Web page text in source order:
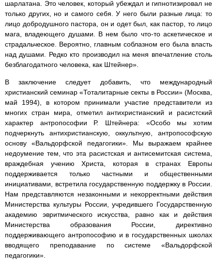
шарлатана. Это человек, который убеждал и гипнотизировал не
только других, но и самого себя. У него были разные лица: то
лицо добродушного пастора, он и одет был, как пастор, то лицо
мага, владеющего душами. В нем было что-то аскетическое и
страдальческое. Вероятно, главным соблазном его была власть
над душами. Редко кто производил на меня впечатление столь
безблагодатного человека, как Штейнер».
В заключение следует добавить, что международный
христианский семинар «Тоталитарные секты в России» (Москва,
май 1994), в котором принимали участие представители из
многих стран мира, отметил антихристианский и расистский
характер антропософии Р. Штейнера: «Особо мы хотим
подчеркнуть антихристианскую, оккультную, антропософскую
основу «Вальдорфской педагогики». Мы выражаем крайнее
недоумение тем, что эта расистская и антисемитская система,
враждебная учению Христа, которая в странах Европы
поддерживается только частными и общественными
инициативами, встретила государственную поддержку в России.
Нам представляются незаконными и некорректными действия
Министерства культуры России, учредившего Государственную
академию эвритмического искусства, равно как и действия
Министерства образования России, директивно
поддерживающего антропософию и в государственных школах
вводящего преподавание по системе «Вальдорфской
педагогики».